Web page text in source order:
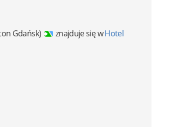
Gdańsk) znajduje się wHotel